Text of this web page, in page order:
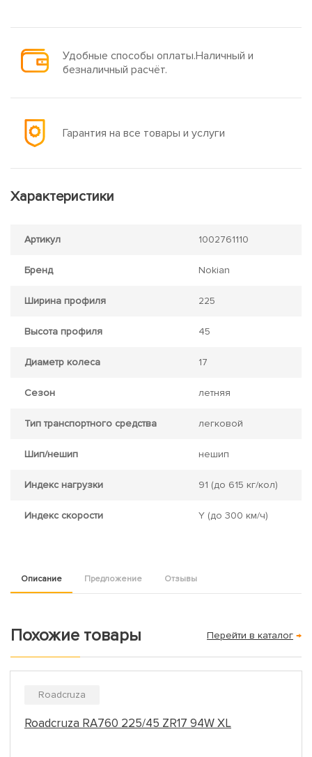
Удобные способы оплаты.Наличный и
безналичный расчёт.
Гарантия на все товары и услуги
Характеристики
Артикул 1002761110
Бренд Nokian
Ширина профиля 225
Высота профиля 45
Диаметр колеса 17
Сезон летняя
Тип транспортного средства легковой
Шип/нешип нешип
Индекс нагрузки 91 (до 615 кг/кол)
Индекс скорости Y (до 300 км/ч)
Описание Предложение Отзывы
Похожие товары Перейти в каталог →
Roadcruza
Roadcruza RA760 225/45 ZR17 94W XL